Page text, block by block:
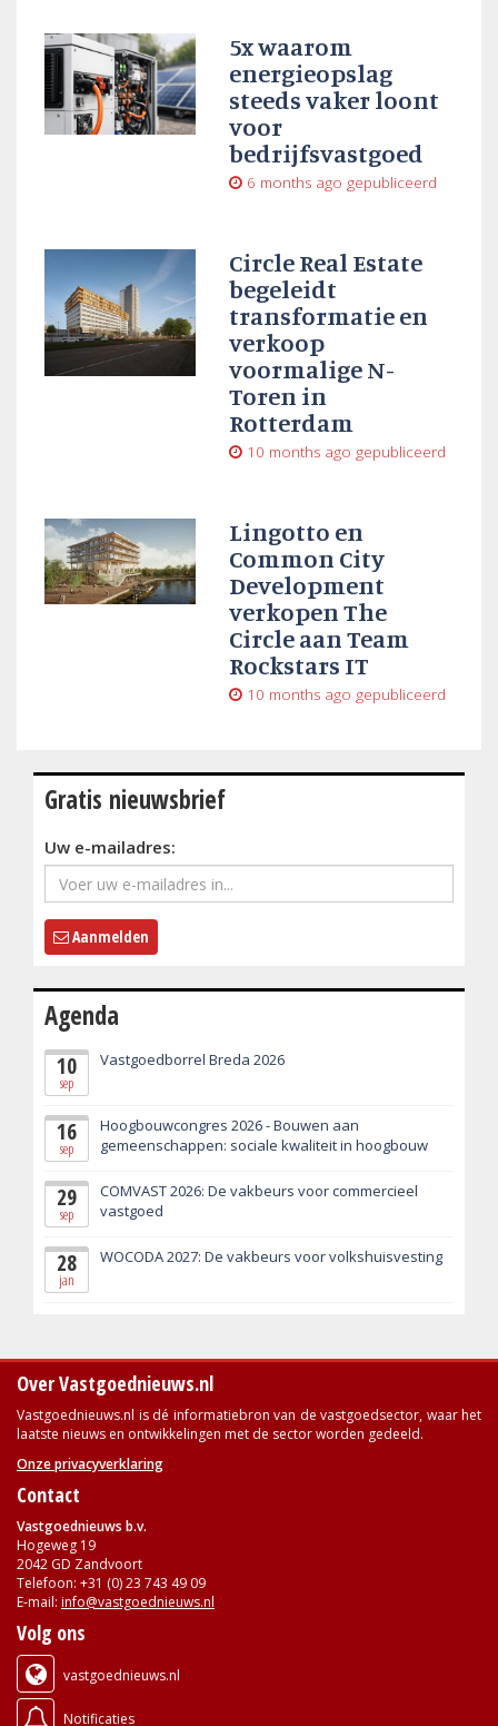
5x waarom
energieopslag
steeds vaker loont
voor
bedrijfsvastgoed
6 months ago gepubliceerd
Circle Real Estate
begeleidt
transformatie en
verkoop
voormalige N-
Toren in
Rotterdam
10 months ago gepubliceerd
Lingotto en
Common City
Development
verkopen The
Circle aan Team
Rockstars IT
10 months ago gepubliceerd
Gratis nieuwsbrief
Uw e-mailadres:
Aanmelden
Agenda
10
sep
Vastgoedborrel Breda 2026
16
sep
Hoogbouwcongres 2026 - Bouwen aan
gemeenschappen: sociale kwaliteit in hoogbouw
29
sep
COMVAST 2026: De vakbeurs voor commercieel
vastgoed
28
jan
WOCODA 2027: De vakbeurs voor volkshuisvesting
Over Vastgoednieuws.nl
Vastgoednieuws.nl is dé informatiebron van de vastgoedsector, waar het
laatste nieuws en ontwikkelingen met de sector worden gedeeld.
Onze privacyverklaring
Contact
Vastgoednieuws b.v.
Hogeweg 19
2042 GD Zandvoort
Telefoon: +31 (0) 23 743 49 09
E-mail: info@vastgoednieuws.nl
Volg ons
vastgoednieuws.nl
Notificaties